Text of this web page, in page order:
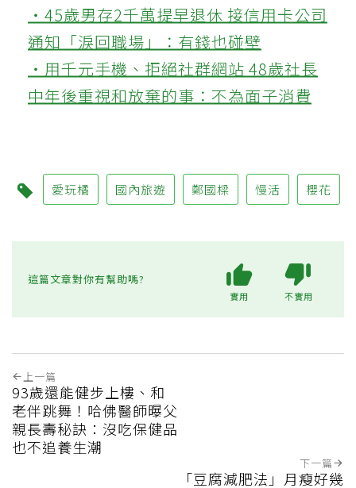
‧45歲男存2千萬提早退休 接信用卡公司
通知「淚回職場」：有錢也碰壁
‧用千元手機、拒絕社群網站 48歲社長
中年後重視和放棄的事：不為面子消費
愛玩橘 國內旅遊 鄭國樑 慢活 櫻花
這篇文章對你有幫助嗎?
實用 不實用
上一篇
93歲還能健步上樓、和
老伴跳舞！哈佛醫師曝父
親長壽秘訣：沒吃保健品
也不追養生潮
下一篇
「豆腐減肥法」月瘦好幾